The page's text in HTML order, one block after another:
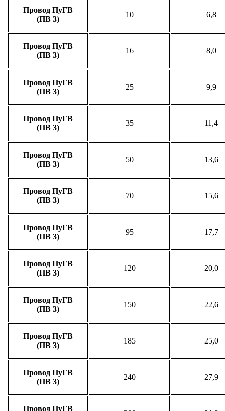
Провод ПуГВ
(ПВ 3)
10 6,8
Провод ПуГВ
(ПВ 3)
16 8,0
Провод ПуГВ
(ПВ 3)
25 9,9
Провод ПуГВ
(ПВ 3)
35 11,4
Провод ПуГВ
(ПВ 3)
50 13,6
Провод ПуГВ
(ПВ 3)
70 15,6
Провод ПуГВ
(ПВ 3)
95 17,7
Провод ПуГВ
(ПВ 3)
120 20,0
Провод ПуГВ
(ПВ 3)
150 22,6
Провод ПуГВ
(ПВ 3)
185 25,0
Провод ПуГВ
(ПВ 3)
240 27,9
Провод ПуГВ